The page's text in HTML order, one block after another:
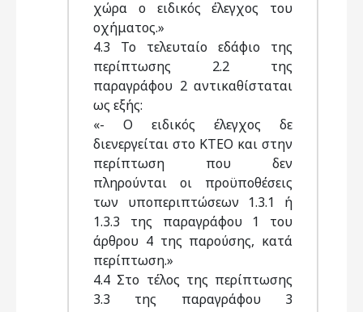
χώρα ο ειδικός έλεγχος του
οχήματος.»
4.3 Το τελευταίο εδάφιο της
περίπτωσης 2.2 της
παραγράφου 2 αντικαθίσταται
ως εξής:
«- Ο ειδικός έλεγχος δε
διενεργείται στο ΚΤΕΟ και στην
περίπτωση που δεν
πληρούνται οι προϋποθέσεις
των υποπεριπτώσεων 1.3.1 ή
1.3.3 της παραγράφου 1 του
άρθρου 4 της παρούσης, κατά
περίπτωση.»
4.4 Στο τέλος της περίπτωσης
3.3 της παραγράφου 3